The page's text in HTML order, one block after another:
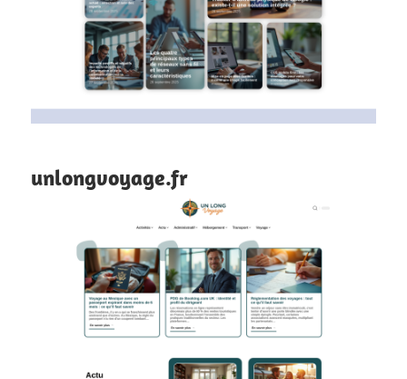
unlongvoyage.fr